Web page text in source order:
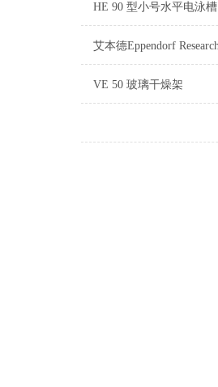
HE 90 型小号水平电泳槽
VE 50 玻璃干燥架